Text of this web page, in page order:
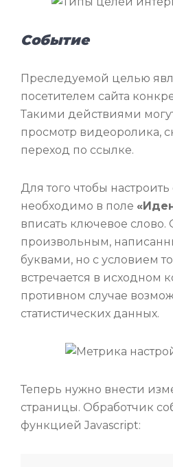
Событие
Преследуемой целью
посетителем сайта
Такими действиями
просмотр видеоролика,
переход по ссылке.
Для того чтобы
необходимо в поле
вписать ключевое
произвольным,
буквами, но с условием
встречается в исходном
противном случае
статистических данных.
Теперь нужно внести
страницы. Обработчик
функцией Javascript: